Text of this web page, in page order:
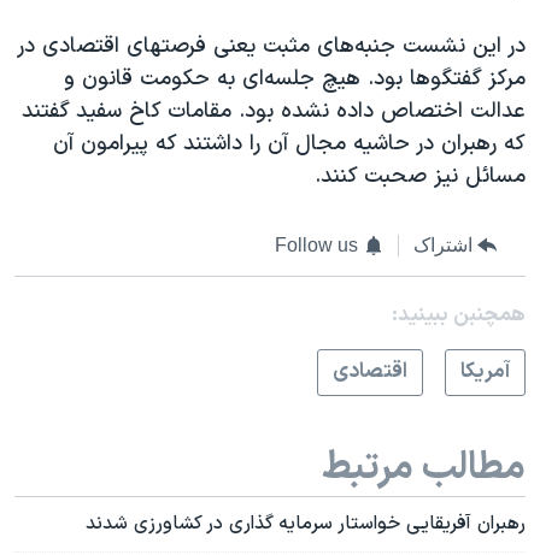
در این نشست جنبه‌های مثبت يعنی فرصتهای اقتصادی در
مرکز گفتگوها بود. هیچ جلسه‌ای به حکومت قانون و
عدالت اختصاص داده نشده بود. مقامات کاخ سفید گفتند
که رهبران در حاشيه مجال آن را داشتند که پيرامون آن
مسائل نيز صحبت کنند.
اشتراک Follow us
همچنبن ببینید:
آمريکا
اقتصادی
مطالب مرتبط
رهبران آفریقایی خواستار سرمایه گذاری در کشاورزی شدند